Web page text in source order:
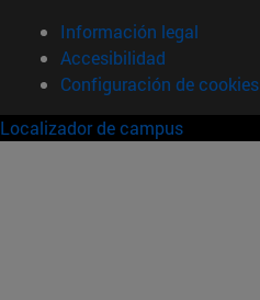
Información legal
Accesibilidad
Configuración de cookies
Localizador de campus